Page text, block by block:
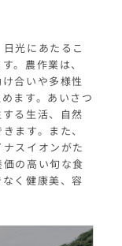
光にあたるこ
。農作業は、
合いや多様性
ます。あいさつ
る生活、自然
ます。また、
スイオンがた
の高い旬な食
く健康美、容